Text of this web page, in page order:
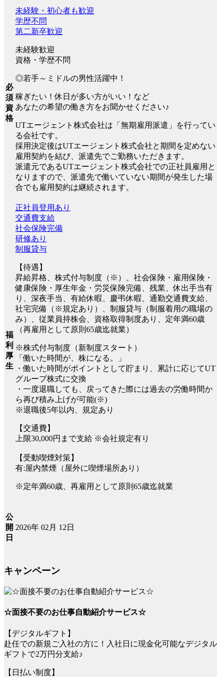
必
須
資
格
未経験・初心者も歓迎
学歴不問
第二新卒歓迎
未経験歓迎
資格・学歴不問
◎若手～ミドルの男性活躍中！
稼ぎたい！休日が多い方がいい！など
あなたの希望の働き方をお聞かせください♪
UTエージェント株式会社は「無期雇用派遣」を行ってい
る会社です。
採用決定後はUTエージェント株式会社と期間を定めない
雇用契約を結び、派遣先でご勤務いただきます。
派遣元であるUTエージェント株式会社での正社員雇用と
なりますので、派遣先で働いていない期間が発生した場
合でも雇用契約は継続されます。
福
利
厚
生
正社員登用あり
交通費支給
社会保険完備
研修あり
制服貸与
【待遇】
昇給昇格、株式付与制度（※）、社会保険・雇用保険・
健康保険・厚生年金・労災保険完備、残業、休出手当有
り、深夜手当、有給休暇、慶弔休暇、通勤交通費支給、
社宅完備（※規定あり）、制服貸与（制服着用の職場の
み）、従業員持株会、資格取得制度あり、定年満60歳
（再雇用として原則65歳迄就業）
※株式付与制度（新制度スタート）
「働いた時間が、株になる。」
・働いた時間がポイントとして貯まり、累計に応じてUT
グループ株式に交換
・一度退職しても、戻ってきた際には過去の労働時間か
ら再び積み上げが可能(※)
※退職後5年以内、規定あり
【交通費】
上限30,000円まで支給 ※会社規定有り
【受動喫煙対策】
有:屋内禁煙（屋外に喫煙場所あり）
※定年満60歳、再雇用として原則65歳迄就業
公
開
日
2026年 02月 12日
キャンペーン
☆面接不要のお仕事自動紹介サービス☆
【デジタルギフト】
赴任での新規ご入社の方に！入社日に現金化可能なデジタル
ギフトで2万円分支給♪
【日払い制度】